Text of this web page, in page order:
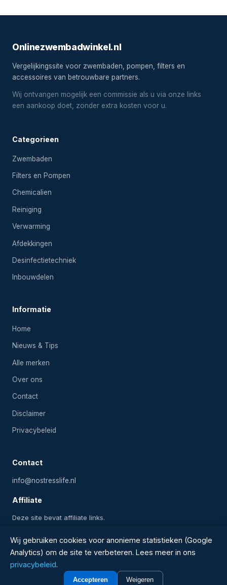
Onlinezwembadwinkel.nl
Vergelijkingssite voor zwembaden, pompen, filters en
accessoires van betrouwbare partners.
Wij ontvangen mogelijk een commissie als u via onze links
een aankoop doet, zonder extra kosten voor u.
Categorieen
Zwembaden
Filters en Pompen
Chemicalien
Reiniging
Verwarming
Afdekkingen
Desinfectietechniek
Inbouwdelen
Informatie
Home
Nieuws & Tips
Alle merken
Over ons
Contact
Disclaimer
Privacybeleid
Contact
info@nostresslife.nl
Affiliate
Deze site bevat affiliate links.
2024-2026 Onlinezwembadwinkel.nl — Alle rechten
Wij gebruiken cookies voor anonieme statistieken (Google
Analytics) om de site te verbeteren. Lees meer in ons
privacybeleid.
Accepteren Weigeren